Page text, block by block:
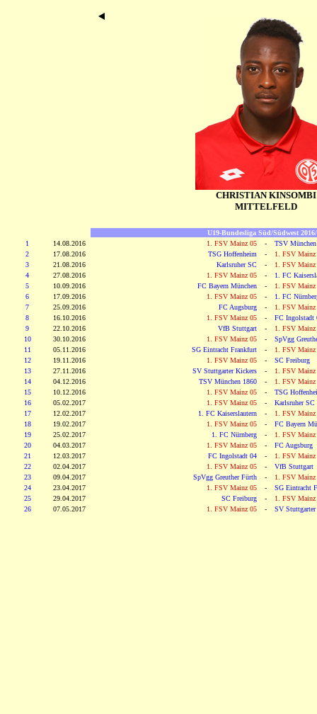
CHRISTIAN KINSOMBI
MITTELFELD
U19-Bundesliga Süd/Südwest
1
14.08.2016 1. FSV Mainz 05 -
TSV
2
17.08.2016 TSG Hoffenheim -
1. FSV Mainz
3
21.08.2016 Karlsruher SC -
1. FSV Mainz
4
27.08.2016 1. FSV Mainz 05 -
1. FC
5
10.09.2016 FC Bayern München -
1. FSV Mainz
6
17.09.2016 1. FSV Mainz 05 -
1. FC
7
25.09.2016 FC Augsburg -
1. FSV Mainz
8
16.10.2016 1. FSV Mainz 05 -
FC Ingolstadt
9
22.10.2016 VfB Stuttgart -
1. FSV Mainz
10
30.10.2016 1. FSV Mainz 05 -
SpVgg
11
05.11.2016 SG Eintracht Frankfurt -
1. FSV Mainz
12
19.11.2016 1. FSV Mainz 05 -
SC Freiburg
13
27.11.2016 SV Stuttgarter Kickers -
1. FSV Mainz
14
04.12.2016 TSV München 1860 -
1. FSV Mainz
15
10.12.2016 1. FSV Mainz 05 -
TSG
16
05.02.2017 1. FSV Mainz 05 -
Karlsruher SC
17
12.02.2017 1. FC Kaiserslautern -
1. FSV Mainz
18
19.02.2017 1. FSV Mainz 05 -
FC Bayern
19
25.02.2017 1. FC Nürnberg -
1. FSV Mainz
20
04.03.2017 1. FSV Mainz 05 -
FC Augsburg
21
12.03.2017 FC Ingolstadt 04 -
1. FSV Mainz
22
02.04.2017 1. FSV Mainz 05 -
VfB Stuttgart
23
09.04.2017 SpVgg Greuther Fürth -
1. FSV Mainz
24
23.04.2017 1. FSV Mainz 05 -
SG Eintracht
25
29.04.2017 SC Freiburg -
1. FSV Mainz
26
07.05.2017 1. FSV Mainz 05 - SV